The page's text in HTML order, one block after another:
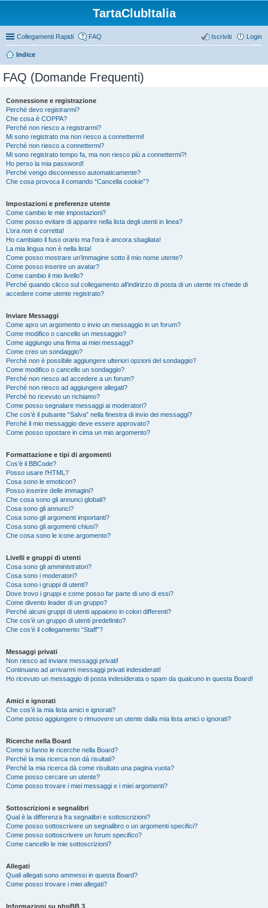
TartaClubItalia
Collegamenti Rapidi FAQ Login
Iscriviti
Indice
FAQ (Domande Frequenti)
Connessione e registrazione
Perché devo registrarmi?
Che cosa è COPPA?
Perché non riesco a registrarmi?
Mi sono registrato ma non riesco a connettermi!
Perché non riesco a connettermi?
Mi sono registrato tempo fa, ma non riesco più a connettermi?!
Ho perso la mia password!
Perché vengo disconnesso automaticamente?
Che cosa provoca il comando “Cancella cookie”?
Impostazioni e preferenze utente
Come cambio le mie impostazioni?
Come posso evitare di apparire nella lista degli utenti in linea?
L’ora non è corretta!
Ho cambiato il fuso orario ma l’ora è ancora sbagliata!
La mia lingua non è nella lista!
Come posso mostrare un’immagine sotto il mio nome utente?
Come posso inserire un avatar?
Come cambio il mio livello?
Perché quando clicco sul collegamento all’indirizzo di posta di un utente mi chiede di
accedere come utente registrato?
Inviare Messaggi
Come apro un argomento o invio un messaggio in un forum?
Come modifico o cancello un messaggio?
Come aggiungo una firma ai miei messaggi?
Come creo un sondaggio?
Perché non è possibile aggiungere ulteriori opzioni del sondaggio?
Come modifico o cancello un sondaggio?
Perché non riesco ad accedere a un forum?
Perché non riesco ad aggiungere allegati?
Perché ho ricevuto un richiamo?
Come posso segnalare messaggi ai moderatori?
Che cos’è il pulsante “Salva” nella finestra di invio dei messaggi?
Perché il mio messaggio deve essere approvato?
Come posso spostare in cima un mio argomento?
Formattazione e tipi di argomenti
Cos’è il BBCode?
Posso usare l’HTML?
Cosa sono le emoticon?
Posso inserire delle immagini?
Che cosa sono gli annunci globali?
Cosa sono gli annunci?
Cosa sono gli argomenti importanti?
Cosa sono gli argomenti chiusi?
Che cosa sono le icone argomento?
Livelli e gruppi di utenti
Cosa sono gli amministratori?
Cosa sono i moderatori?
Cosa sono i gruppi di utenti?
Dove trovo i gruppi e come posso far parte di uno di essi?
Come divento leader di un gruppo?
Perché alcuni gruppi di utenti appaiono in colori differenti?
Che cos’è un gruppo di utenti predefinito?
Che cos’è il collegamento “Staff”?
Messaggi privati
Non riesco ad inviare messaggi privati!
Continuano ad arrivarmi messaggi privati indesiderati!
Ho ricevuto un messaggio di posta indesiderata o spam da qualcuno in questa Board!
Amici e ignorati
Che cos’è la mia lista amici e ignorati?
Come posso aggiungere o rimuovere un utente dalla mia lista amici o ignorati?
Ricerche nella Board
Come si fanno le ricerche nella Board?
Perché la mia ricerca non dà risultati?
Perché la mia ricerca dà come risultato una pagina vuota?
Come posso cercare un utente?
Come posso trovare i miei messaggi e i miei argomenti?
Sottoscrizioni e segnalibri
Qual è la differenza fra segnalibri e sottoscrizioni?
Come posso sottoscrivere un segnalibro o un argomenti specifici?
Come posso sottoscrivere un forum specifico?
Come cancello le mie sottoscrizioni?
Allegati
Quali allegati sono ammessi in questa Board?
Come posso trovare i miei allegati?
Informazioni su phpBB 3